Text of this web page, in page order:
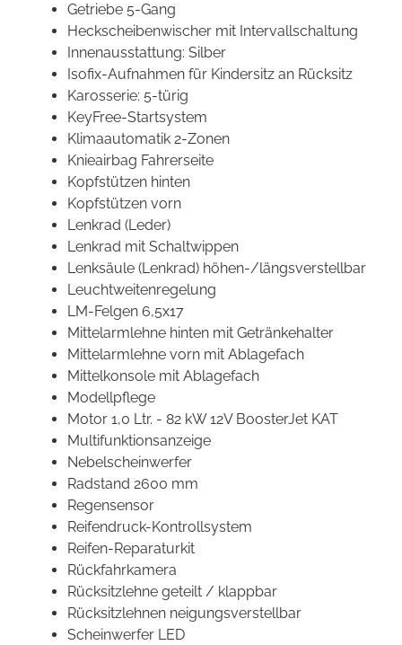
Getriebe 5-Gang
Heckscheibenwischer mit Intervallschaltung
Innenausstattung: Silber
Isofix-Aufnahmen für Kindersitz an Rücksitz
Karosserie: 5-türig
KeyFree-Startsystem
Klimaautomatik 2-Zonen
Knieairbag Fahrerseite
Kopfstützen hinten
Kopfstützen vorn
Lenkrad (Leder)
Lenkrad mit Schaltwippen
Lenksäule (Lenkrad) höhen-/längsverstellbar
Leuchtweitenregelung
LM-Felgen 6,5x17
Mittelarmlehne hinten mit Getränkehalter
Mittelarmlehne vorn mit Ablagefach
Mittelkonsole mit Ablagefach
Modellpflege
Motor 1,0 Ltr. - 82 kW 12V BoosterJet KAT
Multifunktionsanzeige
Nebelscheinwerfer
Radstand 2600 mm
Regensensor
Reifendruck-Kontrollsystem
Reifen-Reparaturkit
Rückfahrkamera
Rücksitzlehne geteilt / klappbar
Rücksitzlehnen neigungsverstellbar
Scheinwerfer LED